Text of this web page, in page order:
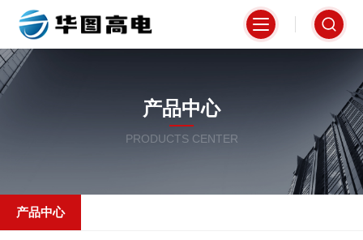
产品中心
PRODUCTS CENTER
产品中心